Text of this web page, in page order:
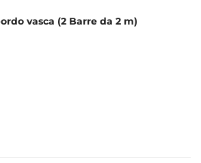
vasca (2 Barre da 2 m)